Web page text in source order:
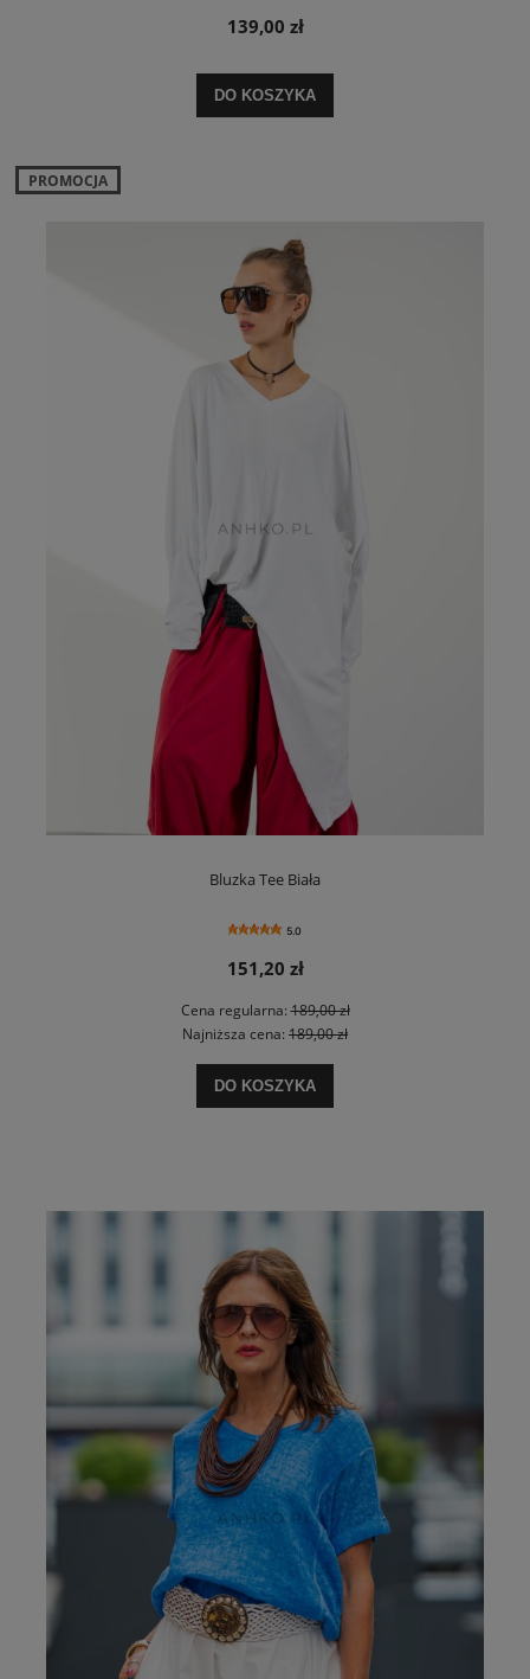
139,00 zł
DO KOSZYKA
Bluzka Tee Biała
5.0
151,20 zł
Cena regularna:189,00 zł
Najniższa cena: 189,00 zł
DO KOSZYKA
PROMOCJA